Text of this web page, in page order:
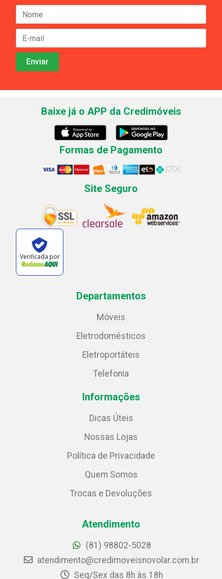
Baixe já o APP da Credimóveis
Formas de Pagamento
Site Seguro
Verificada por
Departamentos
Móveis
Eletrodomésticos
Eletroportáteis
Telefonia
Informações
Dicas Úteis
Nossas Lojas
Política de Privacidade
Quem Somos
Trocas e Devoluções
Atendimento
(81) 98802-5028
atendimento@credimoveisnovolar.com.br
Seg/Sex das 8h às 18h